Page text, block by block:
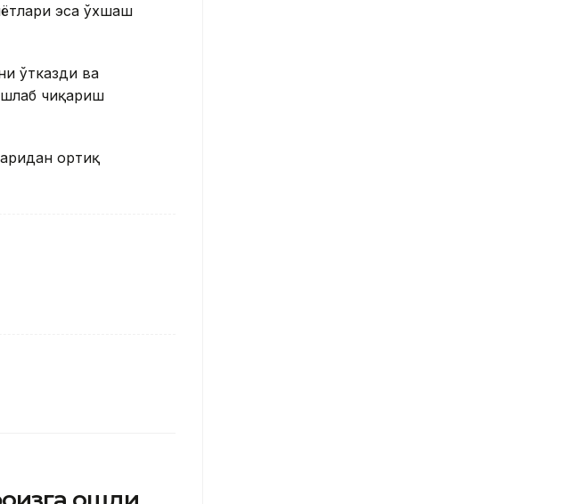
эса ўхшаш
ўтказди ва
чиқариш
ортиқ